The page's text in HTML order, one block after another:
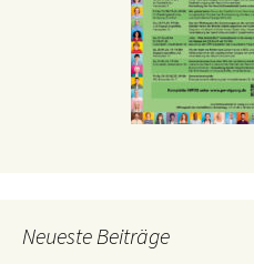
Neueste Beiträge